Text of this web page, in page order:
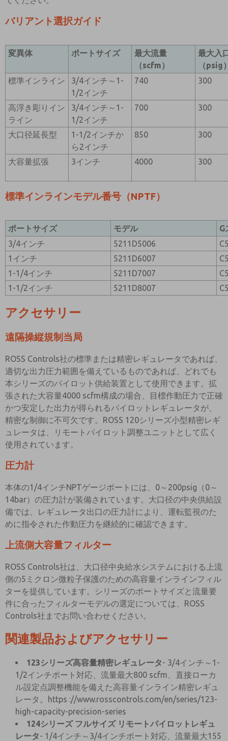
バリアント選択ガイド
変異体 ポートサイズ
最大流量
（scfm）
最大入
（psig
標準インライン
3/4インチ～1-
1/2インチ
740 300
高浮き彫りイン
ライン
3/4インチ～1-
1/2インチ
700 300
大口径延長型
1-1/2インチか
ら2インチ
850 300
大容量拡張 3インチ 4000 300
標準インラインモデル番号（NPTF）
ポートサイズ モデル
G
3/4インチ
5211D5006
1インチ
5211D6007
1-1/4インチ
5211D7007
1-1/2インチ
5211D8007
アクセサリー
遠隔操縦規制当局
ROSS Controls社の標準または精密レギュレータであれば、
適切な出力圧力範囲を備えているものであれば、どれでも
本シリーズのパイロット供給装置として使用できます。拡
張された大容量4000 scfm構成の場合、目標作動圧力で正確
かつ安定した出力が得られるパイロットレギュレータが、
精密な制御に不可欠です。ROSS 120シリーズ小型精密レギ
ュレータは、リモートパイロット調整ユニットとして広く
使用されています。
圧力計
本体の1/4インチNPTゲージポートには、0～200psig（0～
14bar）の圧力計が装備されています。大口径の中央供給設
備では、レギュレータ出口の圧力計により、運転監視のた
めに指令された作動圧力を継続的に確認できます。
上流側大容量フィルター
ROSS Controls社は、大口径中央給水システムにおける上流
側の5ミクロン微粒子保護のための高容量インラインフィル
ターを提供しています。シリーズのポートサイズと流量要
件に合ったフィルターモデルの選定については、ROSS
Controls社までお問い合わせください。
関連製品およびアクセサリー
123シリーズ高容量精密レギュレータ- 3/4インチ～1-
1/2インチポート対応、流量最大800 scfm、直接ローカ
ル設定点調整機能を備えた高容量インライン精密レギュ
レータ。https ://www.rosscontrols.com/en/series/123-
high-capacity-precision-series
124シリーズ フルサイズ リモートパイロットレギュ
レータ- 1/4インチ～3/4インチポート対応、流量最大155